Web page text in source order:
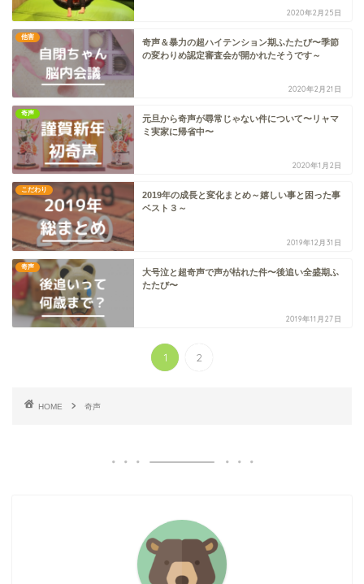
2020年2月25日
他害
奇声＆暴力の超ハイテンション期ふたたび〜季節
の変わりめ認定審査会が開かれたそうです～
2020年2月21日
奇声
元旦から奇声が尋常じゃない件について〜リャマ
ミ実家に帰省中〜
2020年1月2日
こだわり
2019年の成長と変化まとめ～嬉しい事と困った事
ベスト３～
2019年12月31日
奇声
大号泣と超奇声で声が枯れた件〜後追い全盛期ふ
たたび〜
2019年11月27日
1 2
HOME 奇声